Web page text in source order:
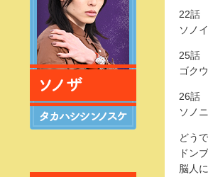
22話
ソノ
25話
ゴク
26話
ソノ
どう
ドン
脳人